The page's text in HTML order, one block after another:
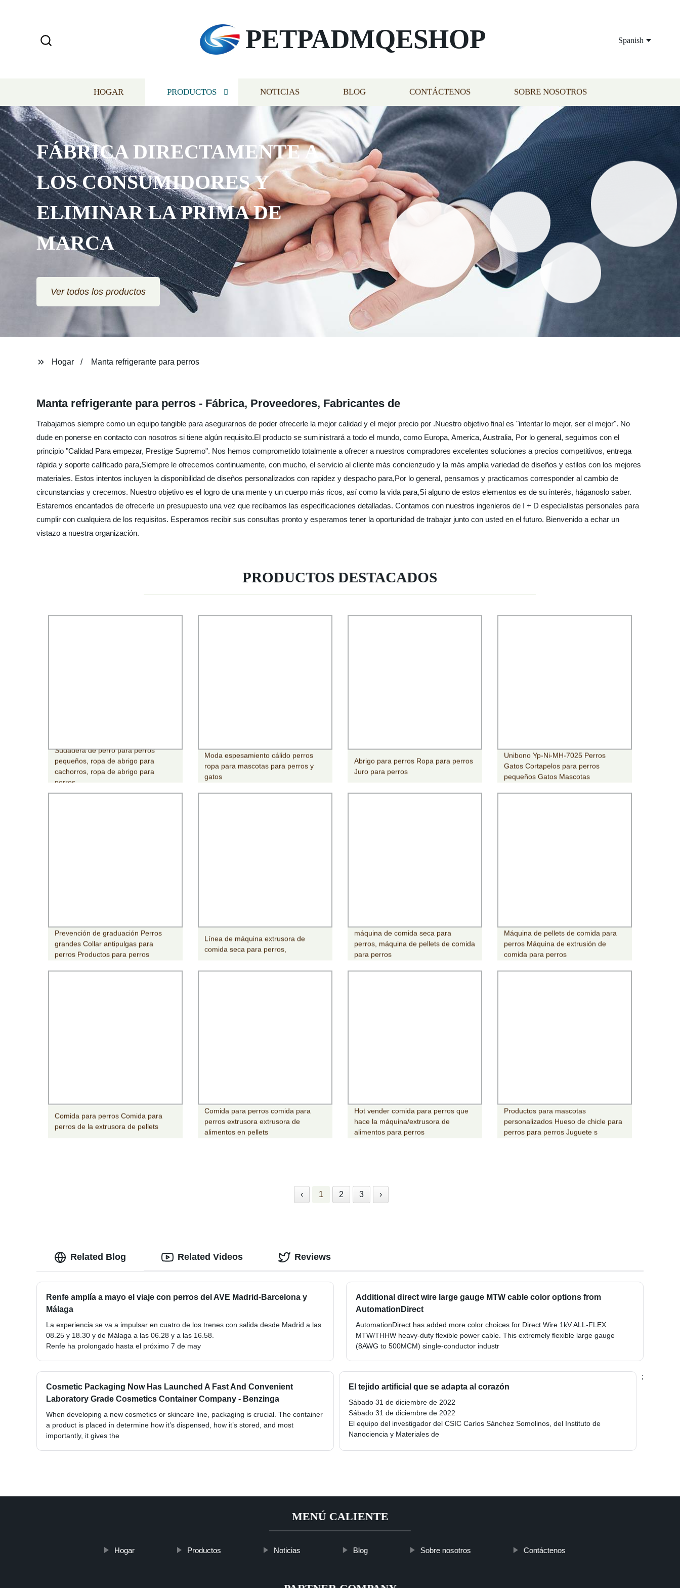
PETPADMQESHOP Spanish
HOGAR PRODUCTOS NOTICIAS BLOG CONTÁCTENOS SOBRE NOSOTROS
FÁBRICA DIRECTAMENTE A
LOS CONSUMIDORES Y
ELIMINAR LA PRIMA DE
MARCA
Ver todos los productos
Hogar Manta refrigerante para perros
Manta refrigerante para perros - Fábrica, Proveedores, Fabricantes de
Trabajamos siempre como un equipo tangible para asegurarnos de poder ofrecerle la mejor calidad y el mejor precio por .Nuestro objetivo final es "intentar lo mejor, ser el mejor". No
dude en ponerse en contacto con nosotros si tiene algún requisito.El producto se suministrará a todo el mundo, como Europa, America, Australia, Por lo general, seguimos con el
principio "Calidad Para empezar, Prestige Supremo". Nos hemos comprometido totalmente a ofrecer a nuestros compradores excelentes soluciones a precios competitivos, entrega
rápida y soporte calificado para,Siempre le ofrecemos continuamente, con mucho, el servicio al cliente más concienzudo y la más amplia variedad de diseños y estilos con los mejores
materiales. Estos intentos incluyen la disponibilidad de diseños personalizados con rapidez y despacho para,Por lo general, pensamos y practicamos corresponder al cambio de
circunstancias y crecemos. Nuestro objetivo es el logro de una mente y un cuerpo más ricos, así como la vida para,Si alguno de estos elementos es de su interés, háganoslo saber.
Estaremos encantados de ofrecerle un presupuesto una vez que recibamos las especificaciones detalladas. Contamos con nuestros ingenieros de I + D especialistas personales para
cumplir con cualquiera de los requisitos. Esperamos recibir sus consultas pronto y esperamos tener la oportunidad de trabajar junto con usted en el futuro. Bienvenido a echar un
vistazo a nuestra organización.
PRODUCTOS DESTACADOS
Sudadera de perro para perros
pequeños, ropa de abrigo para
cachorros, ropa de abrigo para
perros
Moda espesamiento cálido perros
ropa para mascotas para perros y
gatos
Abrigo para perros Ropa para perros
Juro para perros
Unibono Yp-Ni-MH-7025 Perros
Gatos Cortapelos para perros
pequeños Gatos Mascotas
Prevención de graduación Perros
grandes Collar antipulgas para
perros Productos para perros
Línea de máquina extrusora de
comida seca para perros,
máquina de comida seca para
perros, máquina de pellets de comida
para perros
Máquina de pellets de comida para
perros Máquina de extrusión de
comida para perros
Comida para perros Comida para
perros de la extrusora de pellets
Comida para perros comida para
perros extrusora extrusora de
alimentos en pellets
Hot vender comida para perros que
hace la máquina/extrusora de
alimentos para perros
Productos para mascotas
personalizados Hueso de chicle para
perros para perros Juguete s
‹ 1 2 3 ›
Related Blog
Renfe amplía a mayo el viaje con perros del AVE Madrid-Barcelona y
Málaga
La experiencia se va a impulsar en cuatro de los trenes con salida desde Madrid a las
08.25 y 18.30 y de Málaga a las 06.28 y a las 16.58.
Renfe ha prolongado hasta el próximo 7 de may
Additional direct wire large gauge MTW cable color options from
AutomationDirect
AutomationDirect has added more color choices for Direct Wire 1kV ALL-FLEX
MTW/THHW heavy-duty flexible power cable. This extremely flexible large gauge
(8AWG to 500MCM) single-conductor industr
Cosmetic Packaging Now Has Launched A Fast And Convenient
Laboratory Grade Cosmetics Container Company - Benzinga
When developing a new cosmetics or skincare line, packaging is crucial. The container
a product is placed in determine how it’s dispensed, how it’s stored, and most
importantly, it gives the
El tejido artificial que se adapta al corazón
Sábado 31 de diciembre de 2022
Sábado 31 de diciembre de 2022
El equipo del investigador del CSIC Carlos Sánchez Somolinos, del Instituto de
Nanociencia y Materiales de
;
Related Videos Reviews
MENÚ CALIENTE
Hogar Productos Noticias Blog Sobre nosotros Contáctenos